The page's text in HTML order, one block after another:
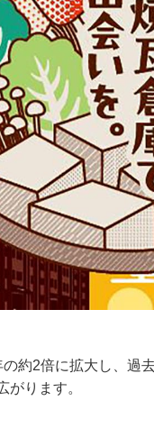
約2倍に拡大し、過
ります。